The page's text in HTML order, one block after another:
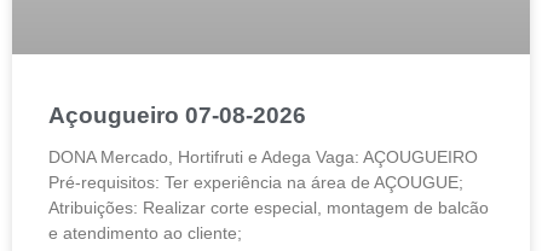
Açougueiro 07-08-2026
DONA Mercado, Hortifruti e Adega Vaga: AÇOUGUEIRO
Pré-requisitos: Ter experiência na área de AÇOUGUE;
Atribuições: Realizar corte especial, montagem de balcão
e atendimento ao cliente;